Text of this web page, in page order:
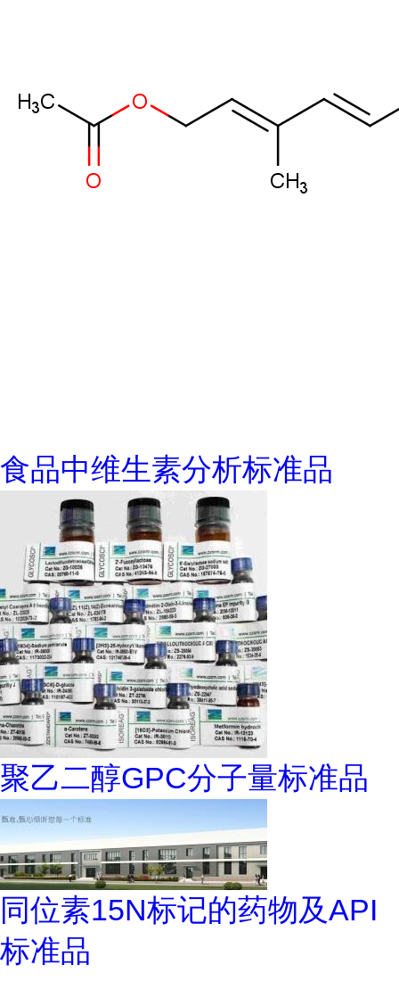
食品中维生素分析标准品
聚乙二醇GPC分子量标准品
同位素15N标记的药物及API
标准品